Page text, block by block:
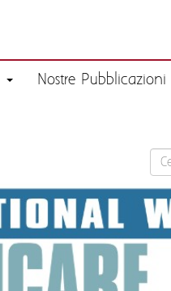
Nostre Pubblicazioni